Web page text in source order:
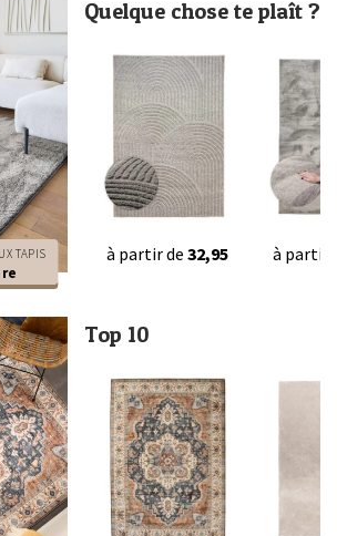
TAPIS
Quelque chose te plaît ?
à partir de 32,95 à partir
Top 10